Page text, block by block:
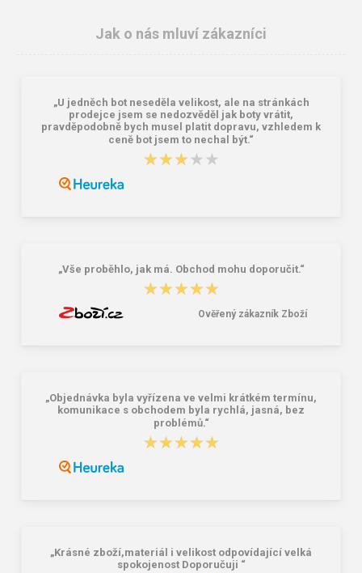
Jak o nás mluví zákazníci
„U jedněch bot neseděla velikost, ale na stránkách
prodejce jsem se nedozvěděl jak boty vrátit,
pravděpodobně bych musel platit dopravu, vzhledem k
ceně bot jsem to nechal být.“
★★★★★
★★★★★
„Vše proběhlo, jak má. Obchod mohu doporučit.“
★★★★★
★★★★★
Ověřený zákazník Zboží
„Objednávka byla vyřízena ve velmi krátkém termínu,
komunikace s obchodem byla rychlá, jasná, bez
problémů.“
★★★★★
★★★★★
„Krásné zboží,materiál i velikost odpovídající velká
spokojenost Doporučuji “